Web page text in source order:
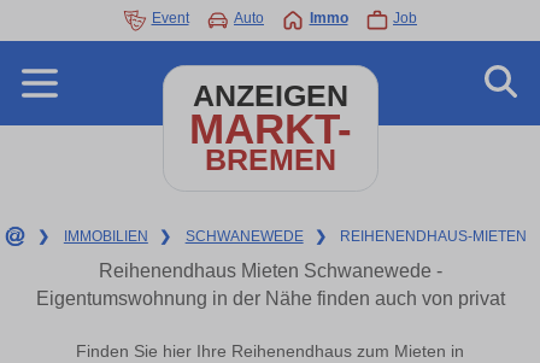
Event Auto Immo Job
ANZEIGEN
MARKT-
BREMEN
❯ IMMOBILIEN ❯ SCHWANEWEDE ❯ REIHENENDHAUS-MIETEN
Reihenendhaus Mieten Schwanewede -
Eigentumswohnung in der Nähe finden auch von privat
Finden Sie hier Ihre Reihenendhaus zum Mieten in